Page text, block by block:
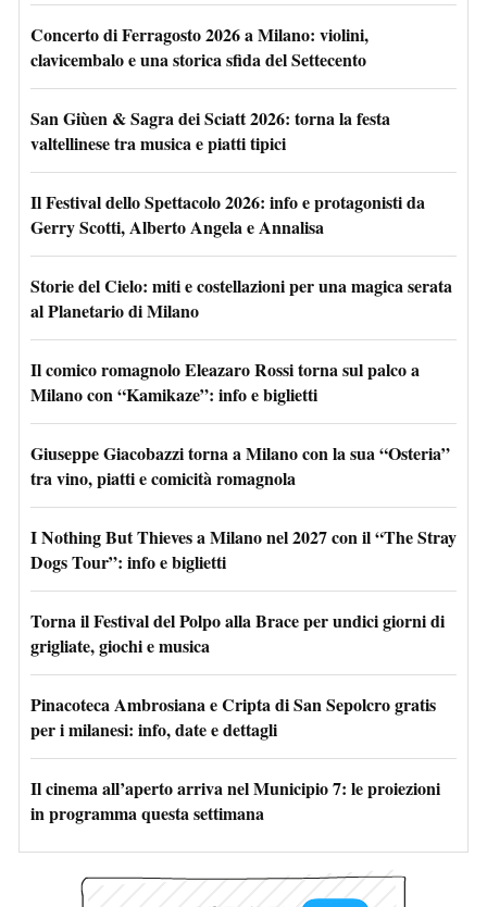
Concerto di Ferragosto 2026 a Milano: violini,
clavicembalo e una storica sfida del Settecento
San Giùen & Sagra dei Sciatt 2026: torna la festa
valtellinese tra musica e piatti tipici
Il Festival dello Spettacolo 2026: info e protagonisti da
Gerry Scotti, Alberto Angela e Annalisa
Storie del Cielo: miti e costellazioni per una magica serata
al Planetario di Milano
Il comico romagnolo Eleazaro Rossi torna sul palco a
Milano con “Kamikaze”: info e biglietti
Giuseppe Giacobazzi torna a Milano con la sua “Osteria”
tra vino, piatti e comicità romagnola
I Nothing But Thieves a Milano nel 2027 con il “The Stray
Dogs Tour”: info e biglietti
Torna il Festival del Polpo alla Brace per undici giorni di
grigliate, giochi e musica
Pinacoteca Ambrosiana e Cripta di San Sepolcro gratis
per i milanesi: info, date e dettagli
Il cinema all’aperto arriva nel Municipio 7: le proiezioni
in programma questa settimana